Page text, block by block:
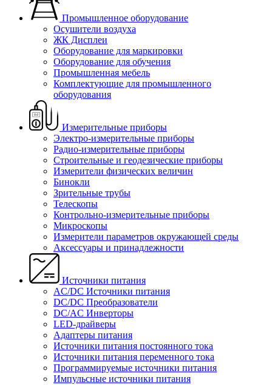
Промышленное оборудование
Осушители воздуха
ЖК Дисплеи
Оборудование для маркировки
Оборудование для обучения
Промышленная мебель
Комплектующие для промышленного
оборудования
Измерительные приборы
Электро-измерительные приборы
Радио-измерительные приборы
Строительные и геодезические приборы
Измерители физических величин
Бинокли
Зрительные трубы
Телескопы
Контрольно-измерительные приборы
Микроскопы
Измерители параметров окружающей среды
Аксессуары и принадлежности
Источники питания
AC/DC Источники питания
DC/DC Преобразователи
DC/AC Инверторы
LED-драйверы
Адаптеры питания
Источники питания постоянного тока
Источники питания переменного тока
Программируемые источники питания
Импульсные источники питания